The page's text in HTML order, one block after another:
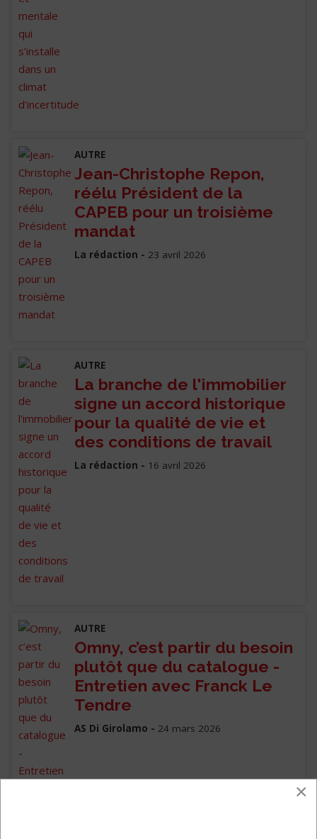
AUTRE
Jean-Christophe Repon,
réélu Président de la
CAPEB pour un troisième
mandat
La rédaction - 23 avril 2026
AUTRE
La branche de l'immobilier
signe un accord historique
pour la qualité de vie et
des conditions de travail
La rédaction - 16 avril 2026
AUTRE
Omny, c’est partir du besoin
plutôt que du catalogue -
Entretien avec Franck Le
Tendre
AS Di Girolamo - 24 mars 2026
×